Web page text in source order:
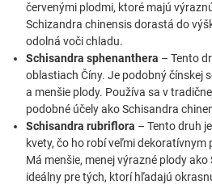
červenými plodmi, ktoré majú
Schizandra chinensis dorastá do
odolná voči chladu.
Schisandra sphenanthera – Tento
oblastiach Číny. Je podobný čínskej
a menšie plody. Používa sa v
podobné účely ako Schisandra
Schisandra rubriflora – Tento druh
kvety, čo ho robí veľmi dekoratívnym
Má menšie, menej výrazné plody
ideálny pre tých, ktorí hľadajú